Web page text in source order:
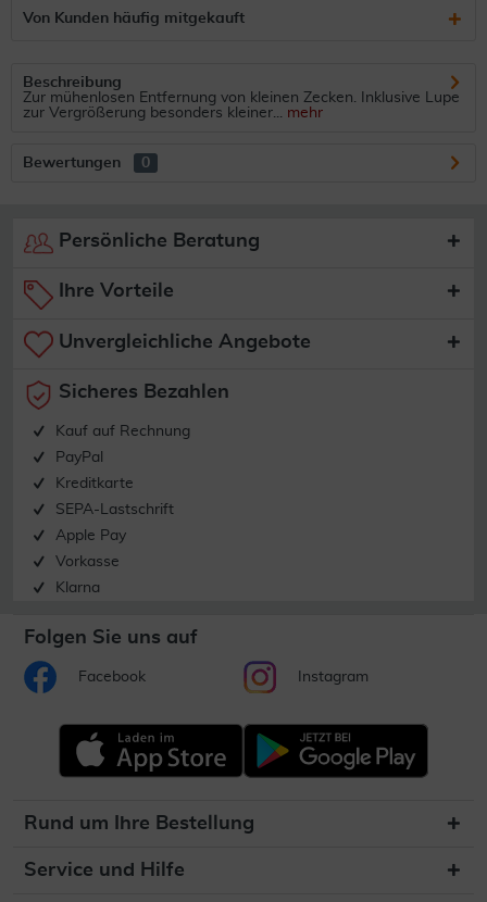
Von Kunden häufig mitgekauft
Beschreibung
Zur mühenlosen Entfernung von kleinen Zecken. Inklusive Lupe
zur Vergrößerung besonders kleiner... mehr
Bewertungen 0
Persönliche Beratung
Ihre Vorteile
Unvergleichliche Angebote
Sicheres Bezahlen
Kauf auf Rechnung
PayPal
Kreditkarte
SEPA-Lastschrift
Apple Pay
Vorkasse
Klarna
Folgen Sie uns auf
Facebook Instagram
Rund um Ihre Bestellung
Service und Hilfe